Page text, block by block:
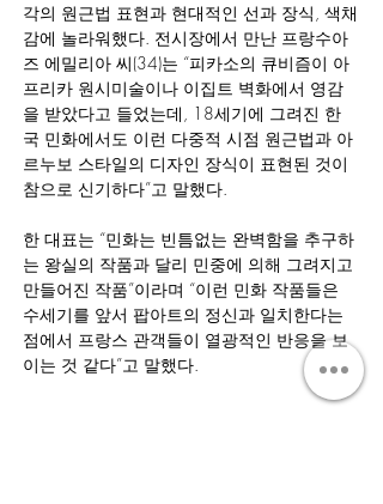
각의 원근법 표현과 현대적인 선과 장식, 색채
감에 놀라워했다. 전시장에서 만난 프랑수아
즈 에밀리아 씨(34)는 “피카소의 큐비즘이 아
프리카 원시미술이나 이집트 벽화에서 영감
을 받았다고 들었는데, 18세기에 그려진 한
국 민화에서도 이런 다중적 시점 원근법과 아
르누보 스타일의 디자인 장식이 표현된 것이
참으로 신기하다”고 말했다.
한 대표는 “민화는 빈틈없는 완벽함을 추구하
는 왕실의 작품과 달리 민중에 의해 그려지고
만들어진 작품”이라며 “이런 민화 작품들은
수세기를 앞서 팝아트의 정신과 일치한다는
점에서 프랑스 관객들이 열광적인 반응을 보
이는 것 같다”고 말했다.